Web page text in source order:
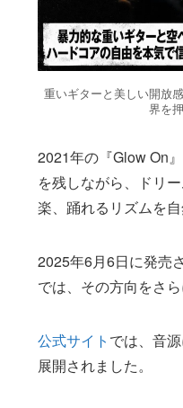
重いギターと美しい開放
界を
2021年の『Glow On
を残しながら、ドリ
楽、踊れるリズムを
2025年6月6日に発売
では、その方向をさ
公式サイト では、音
展開されました。